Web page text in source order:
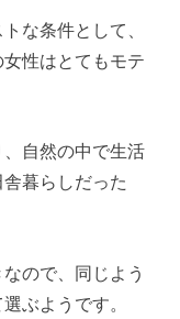
な条件として、
性はとてもモテ
自然の中で生活
暮らしだった
ので、同じよう
ぶようです。